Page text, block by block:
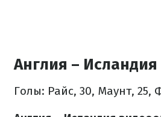
Англия – Исландия
Голы: Райс, 30, Маунт, 25,